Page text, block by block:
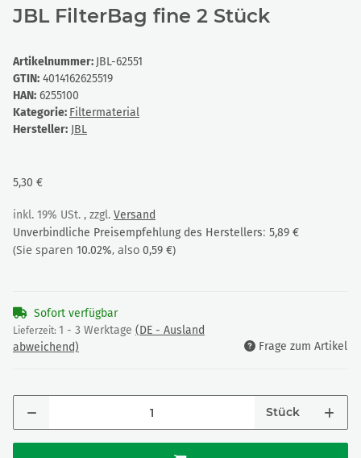
JBL FilterBag fine 2 Stück
Artikelnummer: JBL-62551
GTIN: 4014162625519
HAN: 6255100
Kategorie: Filtermaterial
Hersteller: JBL
5,30 €
inkl. 19% USt. , zzgl. Versand
Unverbindliche Preisempfehlung des Herstellers: 5,89 €
(Sie sparen 10.02%, also 0,59 €)
Sofort verfügbar
Lieferzeit: 1 - 3 Werktage (DE - Ausland
abweichend)
Frage zum Artikel
Stück